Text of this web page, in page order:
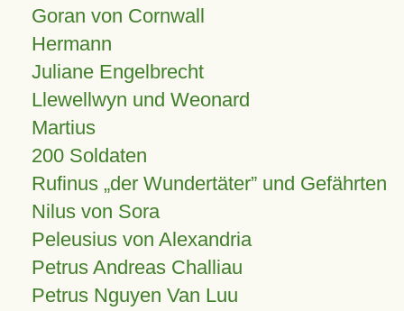
Goran von Cornwall
Hermann
Juliane Engelbrecht
Llewellwyn und Weonard
Martius
200 Soldaten
Rufinus „der Wundertäter” und Gefährten
Nilus von Sora
Peleusius von Alexandria
Petrus Andreas Challiau
Petrus Nguyen Van Luu